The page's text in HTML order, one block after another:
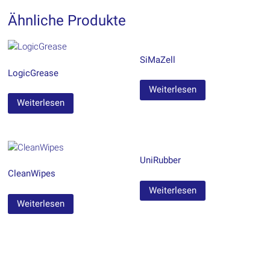
Ähnliche Produkte
LogicGrease
Weiterlesen
SiMaZell
Weiterlesen
CleanWipes
Weiterlesen
UniRubber
Weiterlesen